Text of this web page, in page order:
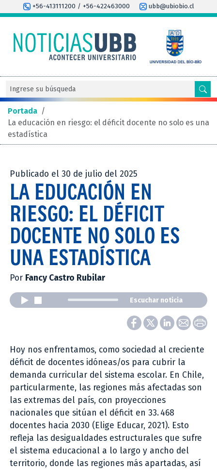
+56-413111200 / +56-422463000 ubb@ubiobio.cl
Portada /
La educación en riesgo: el déficit docente no solo es una
estadística
Publicado el 30 de julio del 2025
LA EDUCACIÓN EN
RIESGO: EL DÉFICIT
DOCENTE NO SOLO ES
UNA ESTADÍSTICA
Por Fancy Castro Rubilar
Escuchar noticia
Hoy nos enfrentamos, como sociedad al creciente
déficit de docentes idóneas/os para cubrir la
demanda curricular del sistema escolar. En Chile,
particularmente, las regiones más afectadas son
las extremas del país, con proyecciones
nacionales que sitúan el déficit en 33. 468
docentes hacia 2030 (Elige Educar, 2021). Esto
refleja las desigualdades estructurales que sufre
el sistema educacional a lo largo y ancho del
territorio, donde las regiones más apartadas, así